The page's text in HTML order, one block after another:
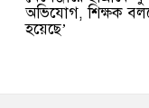
অভিযোগ, শিক্ষক
হয়েছে’